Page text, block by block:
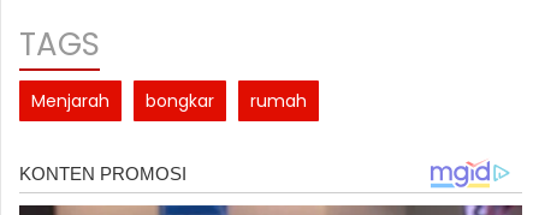
TAGS
Menjarah bongkar rumah